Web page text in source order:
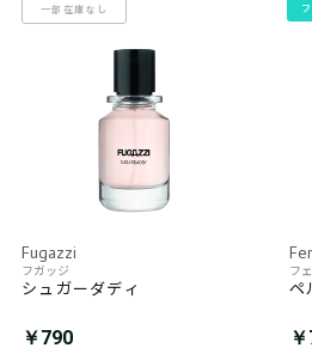
一部在庫なし
Fugazzi
フガッジ
シュガーダディ
￥790
フ
ペ